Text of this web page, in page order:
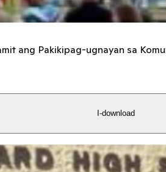
ang Pakikipag-ugnayan sa
I-download